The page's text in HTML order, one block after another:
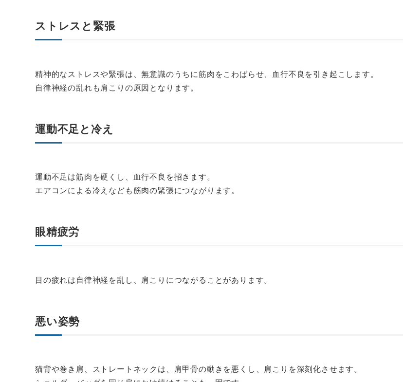
ストレスと緊張
精神的なストレスや緊張は、無意識のうちに筋肉をこわばらせ、血行不良を引き起こします。
自律神経の乱れも肩こりの原因となります。
運動不足と冷え
運動不足は筋肉を硬くし、血行不良を招きます。
エアコンによる冷えなども筋肉の緊張につながります。
眼精疲労
目の疲れは自律神経を乱し、肩こりにつながることがあります。
悪い姿勢
猫背や巻き肩、ストレートネックは、肩甲骨の動きを悪くし、肩こりを深刻化させます。